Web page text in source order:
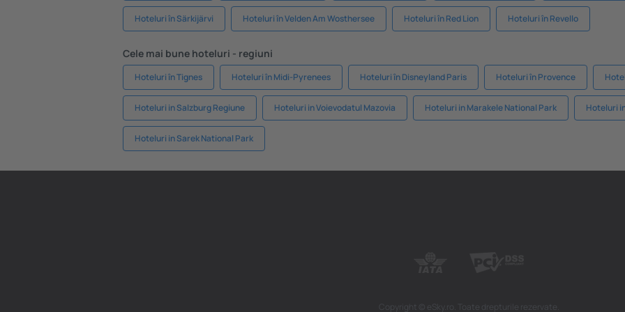
Hoteluri în Särkijärvi Hoteluri în Velden Am Wosthersee Hoteluri în Red Lion Hoteluri în Revello
Cele mai bune hoteluri - regiuni
Hoteluri în Tignes Hoteluri în Midi-Pyrenees Hoteluri în Disneyland Paris Hoteluri în Provence
Hoteluri in Salzburg Regiune Hoteluri in Voievodatul Mazovia Hoteluri in Marakele National Park Hoteluri
Hoteluri in Sarek National Park
Copyright © eSky.ro. Toate drepturile rezervate.